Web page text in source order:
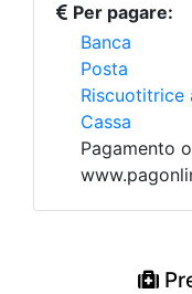
Per pagare:
Banca
Posta
Riscuotitrice
Cassa
Pagamento